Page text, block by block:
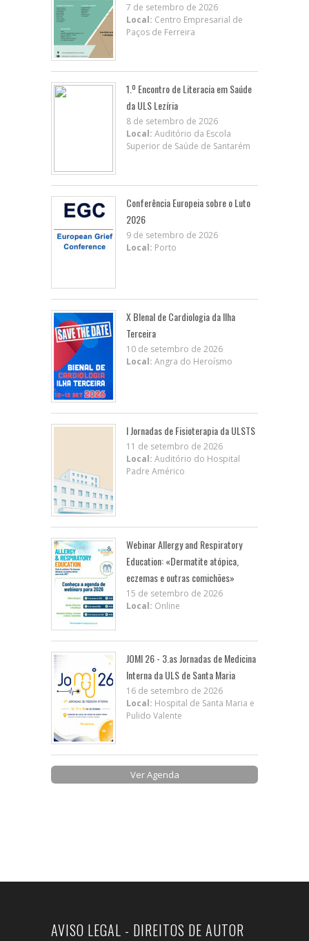
7 de setembro de 2026
Local: Centro Empresarial de
Paços de Ferreira
1.º Encontro de Literacia em Saúde
da ULS Lezíria
8 de setembro de 2026
Local: Auditório da Escola
Superior de Saúde de Santarém
Conferência Europeia sobre o Luto
2026
9 de setembro de 2026
Local: Porto
X BIenal de Cardiologia da Ilha
Terceira
10 de setembro de 2026
Local: Angra do Heroísmo
I Jornadas de Fisioterapia da ULSTS
11 de setembro de 2026
Local: Auditório do Hospital
Padre Américo
Webinar Allergy and Respiratory
Education: «Dermatite atópica,
eczemas e outras comichões»
15 de setembro de 2026
Local: Online
JOMI 26 - 3.as Jornadas de Medicina
Interna da ULS de Santa Maria
16 de setembro de 2026
Local: Hospital de Santa Maria e
Pulido Valente
Ver Agenda
AVISO LEGAL - DIREITOS DE AUTOR